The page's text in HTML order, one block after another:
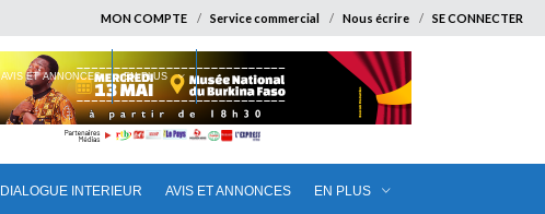
MON COMPTE Service commercial Nous écrire SE CONNECTER
DIALOGUE INTERIEUR AVIS ET ANNONCES EN PLUS
AVIS ET ANNONCES EN PLUS